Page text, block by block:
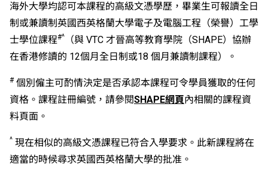
入學條件中的五科之一。如申請人同時持有單元一及單
元二成績，於申請入學時只計算成績較佳的一個單元。
在2006年或以前應考香港中學會考英國語文，成績必
須達E級或以上（課程乙）／C級或以上（課程甲）。
以前入讀的學生須完成指定升學單元）的畢業生。
修畢職專國際文憑課程的學生，可按其BTEC及IGCSE
成績，選擇繼續於職業訓練局升讀高級文憑課程。
個別評核。
申請人可能需要參加面試。
海外大學均認可本課程的高級文憑學歷，畢業生可報讀全日
制或兼讀制英國西英格蘭大學電子及電腦工程（榮譽）工學
士學位課程#^
（與 VTC 才晉高等教育學院（SHAPE）協辦
在香港修讀的 12個月全日制或18 個月兼讀制課程）。
# 個別僱主可酌情決定是否承認本課程可令學員獲取的任何
資格。課程註冊編號，請參閱SHAPE網頁內相關的課程資
料頁面。
^ 現在相似的高級文憑課程已符合入學要求。此新課程將在
適當的時候尋求英國西英格蘭大學的批准。